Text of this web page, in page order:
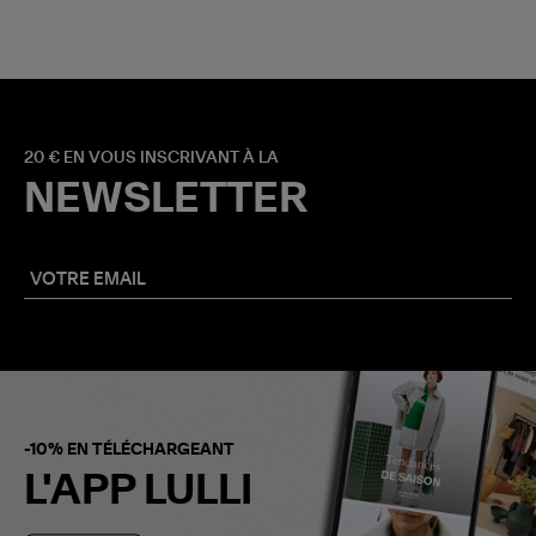
20 € EN VOUS INSCRIVANT À LA
NEWSLETTER
-10% EN TÉLÉCHARGEANT
L'APP LULLI